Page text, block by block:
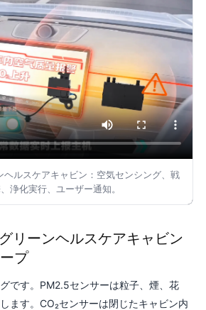
ルスケアキャビン：空気センシング、戦
浄化実行、ユーザー通知。
リーンヘルスケアキャビン
プ
です。PM2.5センサーは粒子、煙、花
ます。CO₂センサーは閉じたキャビン内